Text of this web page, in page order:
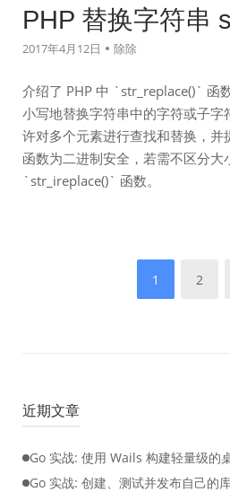
页
中
的
用"
PHP 替换字符串
2017年4月12日 除除
介绍了 PHP 中 `str_replace()` 函
小写地替换字符串中的字符或子
许对多个元素进行查找和替换，并
函数为二进制安全，若需不区分大
`str_ireplace()` 函数。
页
1 2
近期文章
Go 实战: 使用 Wails 构建轻量级的
Go 实战: 创建、测试并发布自己的